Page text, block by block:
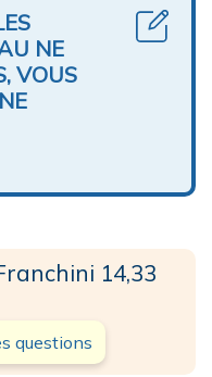
NE
VOUS
14,33
questions